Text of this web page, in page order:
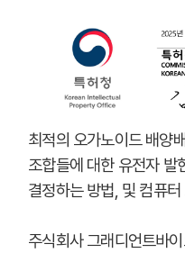
최적의 오가노이드 배양
조합들에 대한 유전자 발
결정하는 방법, 및 컴퓨
주식회사 그래디언트바